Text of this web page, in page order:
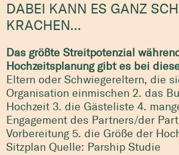
DABEI KANN ES GANZ
KRACHEN...
Das größte Streitpotenzial
Hochzeitsplanung gibt es bei
Eltern oder Schwiegereltern, die
Organisation einmischen 2. das
Hochzeit 3. die Gästeliste 4.
Engagement des Partners/der
Vorbereitung5. die Größe der
Sitzplan Quelle: Parship Studie